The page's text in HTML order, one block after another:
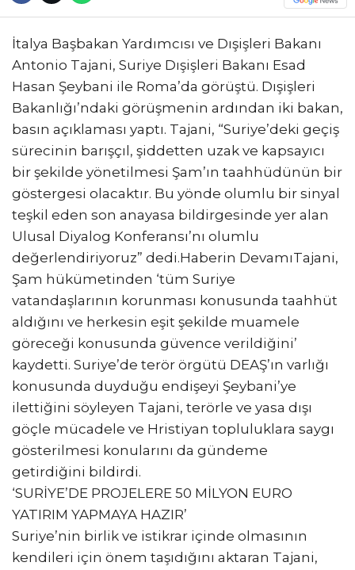
İtalya Başbakan Yardımcısı ve Dışişleri Bakanı
Antonio Tajani, Suriye Dışişleri Bakanı Esad
Hasan Şeybani ile Roma’da görüştü. Dışişleri
Bakanlığı’ndaki görüşmenin ardından iki bakan,
basın açıklaması yaptı. Tajani, “Suriye’deki geçiş
sürecinin barışçıl, şiddetten uzak ve kapsayıcı
bir şekilde yönetilmesi Şam’ın taahhüdünün bir
göstergesi olacaktır. Bu yönde olumlu bir sinyal
teşkil eden son anayasa bildirgesinde yer alan
Ulusal Diyalog Konferansı’nı olumlu
değerlendiriyoruz” dedi.Haberin DevamıTajani,
Şam hükümetinden ‘tüm Suriye
vatandaşlarının korunması konusunda taahhüt
aldığını ve herkesin eşit şekilde muamele
göreceği konusunda güvence verildiğini’
kaydetti. Suriye’de terör örgütü DEAŞ’ın varlığı
konusunda duyduğu endişeyi Şeybani’ye
ilettiğini söyleyen Tajani, terörle ve yasa dışı
göçle mücadele ve Hristiyan topluluklara saygı
gösterilmesi konularını da gündeme
getirdiğini bildirdi.
‘SURİYE’DE PROJELERE 50 MİLYON EURO
YATIRIM YAPMAYA HAZIR’
Suriye’nin birlik ve istikrar içinde olmasının
kendileri için önem taşıdığını aktaran Tajani,